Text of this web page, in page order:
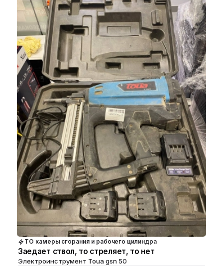
ТО камеры сгорания и рабочего цилиндра
Заедает ствол, то стреляет, то нет
Электроинструмент Toua gsn 50